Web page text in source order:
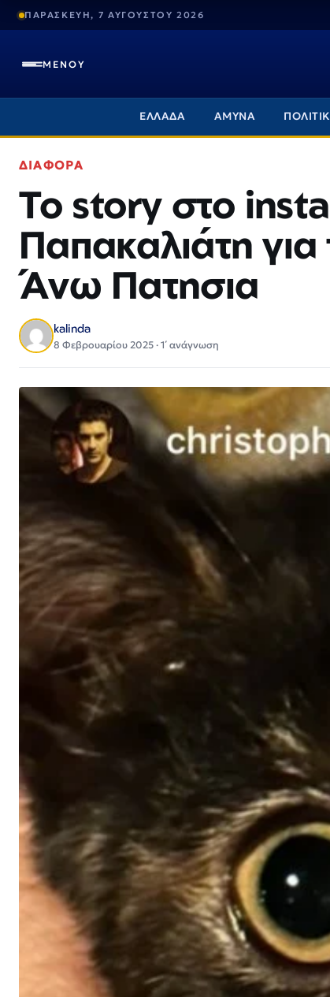
ΠΑΡΑΣΚΕΥΗ, 7 ΑΥΓΟΥΣΤΟΥ 2026
ΜΕΝΟΥ
ΕΛΛΑΔΑ ΑΜΥΝΑ
ΔΙΑΦΟΡΑ
Το story στο
Παπακαλιάτη
Άνω Πατησια
kalinda
8 Φεβρουαρίου 2025 · 1΄ ανάγνωση